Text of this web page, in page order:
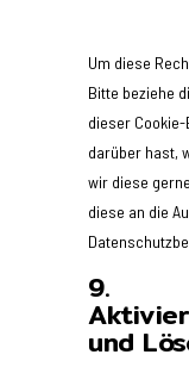
Um diese
Bitte beziehe
dieser
darüber hast,
wir diese
diese an die
9.
und